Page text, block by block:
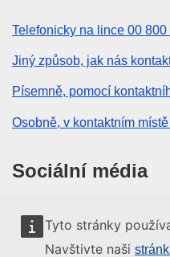
Tyto stránky
Navštivte naši
Telefonicky na lince 00 800
Jiný způsob, jak nás
Písemně, pomocí
Osobně, v kontaktním
Sociální média
Vyhledávání informačních
médiích